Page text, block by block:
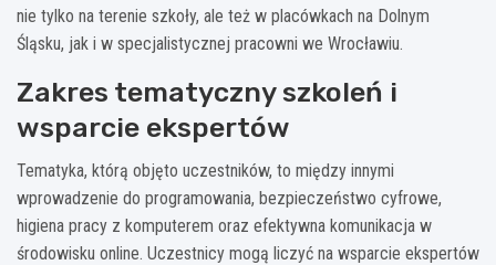
nie tylko na terenie szkoły, ale też w placówkach na Dolnym
Śląsku, jak i w specjalistycznej pracowni we Wrocławiu.
Zakres tematyczny szkoleń i
wsparcie ekspertów
Tematyka, którą objęto uczestników, to między innymi
wprowadzenie do programowania, bezpieczeństwo cyfrowe,
higiena pracy z komputerem oraz efektywna komunikacja w
środowisku online. Uczestnicy mogą liczyć na wsparcie ekspertów